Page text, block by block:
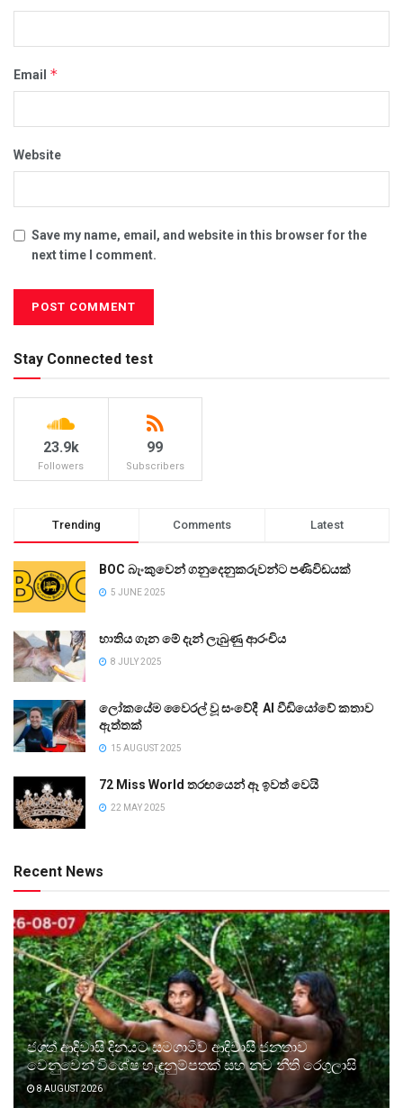
Email *
Website
Save my name, email, and website in this browser for the
next time I comment.
Stay Connected test
23.9k
Followers
99
Subscribers
Trending Comments Latest
BOC බැංකුවෙන් ගනුදෙනුකරුවන්ට පණිවිඩයක්
5 JUNE 2025
භාතිය ගැන මේ දැන් ලැබුණු ආරංචිය
8 JULY 2025
ලෝකයේම වෛරල් වූ සංවේදී AI වීඩියෝවේ කතාව
ඇත්තක්
15 AUGUST 2025
72 Miss World තරඟයෙන් ඈ ඉවත් වෙයි
22 MAY 2025
Recent News
ජගත් ආදිවාසි දිනයට සමගාමීව ආදිවාසී ජනතාව
වෙනුවෙන් විශේෂ හැඳුනුම්පතක් සහ නව නීති රෙගුලාසි
8 AUGUST 2026